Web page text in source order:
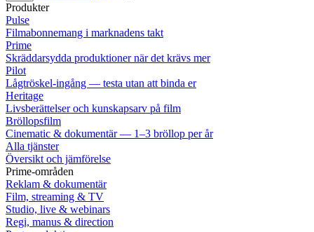
Produkter
Pulse
Filmabonnemang i marknadens takt
Prime
Skräddarsydda produktioner när det krävs mer
Pilot
Lågtröskel-ingång — testa utan att binda er
Heritage
Livsberättelser och kunskapsarv på film
Bröllopsfilm
Cinematic & dokumentär — 1–3 bröllop per år
Alla tjänster
Översikt och jämförelse
Prime-områden
Reklam & dokumentär
Film, streaming & TV
Studio, live & webinars
Regi, manus & direction